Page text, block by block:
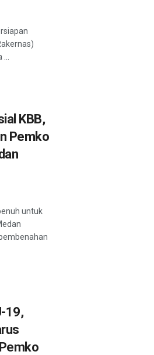
KBB,
Pemko
untuk
19,